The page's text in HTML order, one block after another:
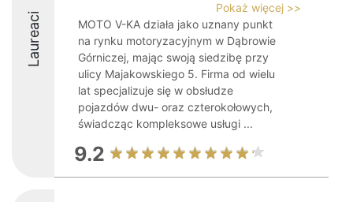
Laureaci
Pokaż więcej >>
MOTO V-KA działa jako uznany punkt
na rynku motoryzacyjnym w Dąbrowie
Górniczej, mając swoją siedzibę przy
ulicy Majakowskiego 5. Firma od wielu
lat specjalizuje się w obsłudze
pojazdów dwu- oraz czterokołowych,
świadcząc kompleksowe usługi ...
9.2